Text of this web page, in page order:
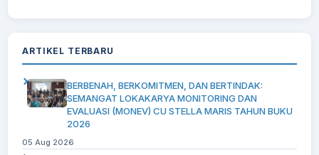
ARTIKEL TERBARU
BERBENAH, BERKOMITMEN, DAN BERTINDAK:
SEMANGAT LOKAKARYA MONITORING DAN
EVALUASI (MONEV) CU STELLA MARIS TAHUN BUKU
2026
05 Aug 2026